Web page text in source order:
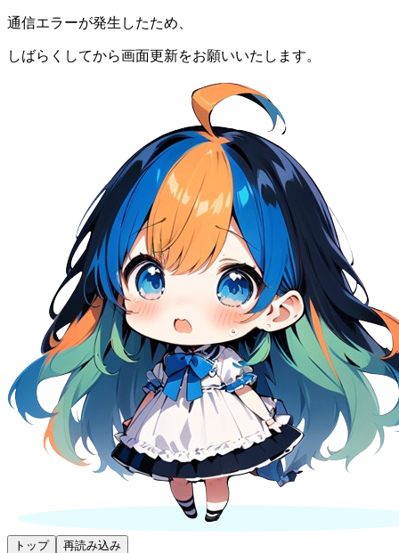
通信エラーが発生したため、
しばらくしてから画面更新をお願いいたします。
トップ 再読み込み